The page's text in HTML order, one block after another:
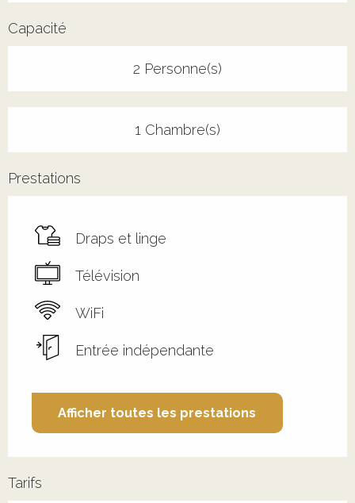
Capacité
2 Personne(s)
1 Chambre(s)
Prestations
Draps et linge
Télévision
WiFi
Entrée indépendante
Afficher toutes les prestations
Tarifs